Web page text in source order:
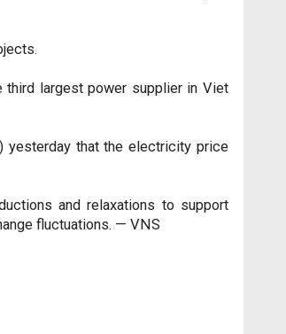
largest power supplier in Viet
yesterday that the electricity price
and relaxations to support
fluctuations. — VNS